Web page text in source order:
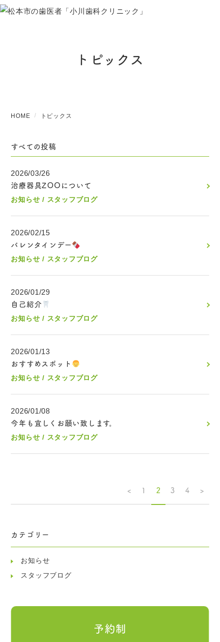
トピックス
HOME トピックス
カテゴリー
お知らせ
スタッフブログ
すべての投稿
2026/03/26
治療器具ZOOについて
お知らせ スタッフブログ
2026/02/15
バレンタインデー
お知らせ スタッフブログ
2026/01/29
自己紹介
お知らせ スタッフブログ
2026/01/13
おすすめスポット
お知らせ スタッフブログ
2026/01/08
今年も宜しくお願い致します。
お知らせ スタッフブログ
< 1 2 3 4 >
予約制